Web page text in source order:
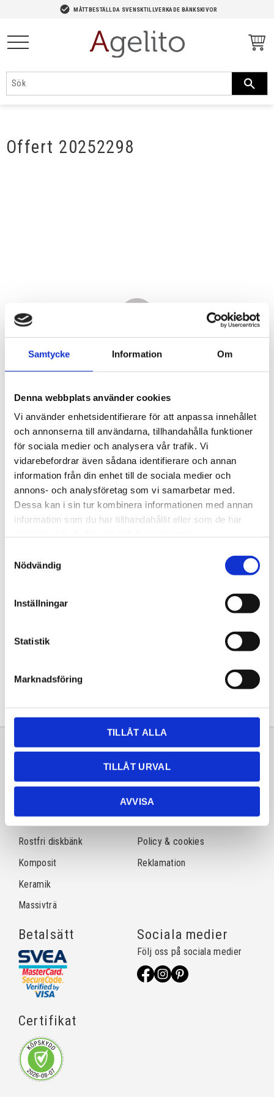
Samtycke Information Om
Denna webbplats använder cookies
Vi använder enhetsidentifierare för att anpassa innehållet
och annonserna till användarna, tillhandahålla funktioner
för sociala medier och analysera vår trafik. Vi
vidarebefordrar även sådana identifierare och annan
information från din enhet till de sociala medier och
annons- och analysföretag som vi samarbetar med.
Dessa kan i sin tur kombinera informationen med annan
information som du har tillhandahållit eller som de har
Nödvändig
Inställningar
Statistik
Marknadsföring
TILLÅT ALLA
TILLÅT URVAL
AVVISA
check_circle MÅTTBESTÄLLDA SVENSKTILLVERKADE BÄNKSKIVOR
Offert 20252298
3 030,00KR
Antal
Lagervara
Artikelnr
20252298
Sortiment
Natursten
Rostfri diskbänk
Komposit
Keramik
Massivträ
Information
Frågor & svar
Köpvillkor
Policy & cookies
Reklamation
Betalsätt
Certifikat
Sociala medier
Följ oss på sociala medier